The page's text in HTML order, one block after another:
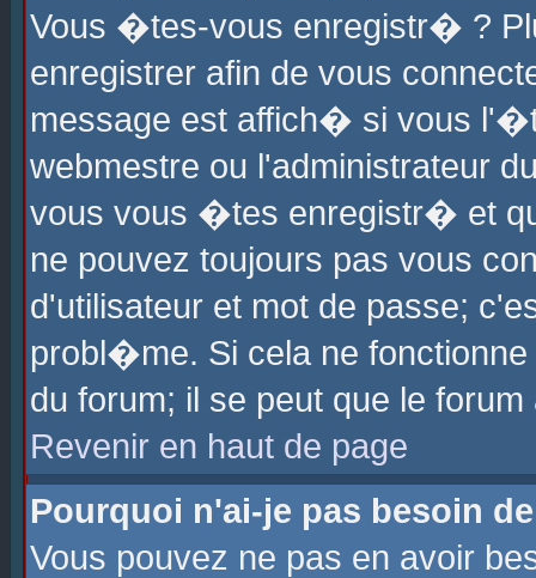
Vous �tes-vous enregistr� ?
enregistrer afin de vous
message est affich� si vous
webmestre ou l'administrateur
vous vous �tes enregistr� et
ne pouvez toujours pas vous
d'utilisateur et mot de passe;
probl�me. Si cela ne
du forum; il se peut que le
Revenir en haut de page
Pourquoi n'ai-je pas besoin
Vous pouvez ne pas en avoir